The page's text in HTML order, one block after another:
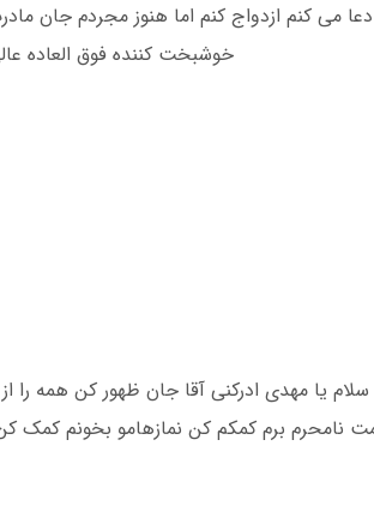
سالمه از سال ۹۰ دارم دعا می کنم ازدواج کنم اما
خوشبخت کننده فوق العاده
یا مهدی ادرکنی آقا جان ظهور کن همه را
برم کمکم کن نمازهامو بخونم کمک کن